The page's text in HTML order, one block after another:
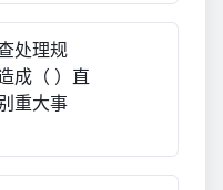
处理规
成（ ）直
重大事